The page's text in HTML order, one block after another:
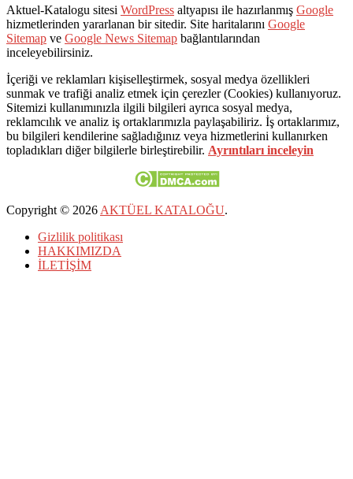
Aktuel-Katalogu sitesi WordPress altyapısı ile hazırlanmış Google
hizmetlerinden yararlanan bir sitedir. Site haritalarını Google
Sitemap ve Google News Sitemap bağlantılarından
inceleyebilirsiniz.
İçeriği ve reklamları kişiselleştirmek, sosyal medya özellikleri
sunmak ve trafiği analiz etmek için çerezler (Cookies) kullanıyoruz.
Sitemizi kullanımınızla ilgili bilgileri ayrıca sosyal medya,
reklamcılık ve analiz iş ortaklarımızla paylaşabiliriz. İş ortaklarımız,
bu bilgileri kendilerine sağladığınız veya hizmetlerini kullanırken
topladıkları diğer bilgilerle birleştirebilir. Ayrıntıları inceleyin
Copyright © 2026 AKTÜEL KATALOĞU.
Gizlilik politikası
HAKKIMIZDA
İLETİŞİM